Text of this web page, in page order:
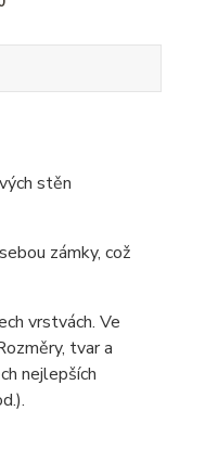
stěn
zámky, což
vrstvách. Ve
tvar a
nejlepších